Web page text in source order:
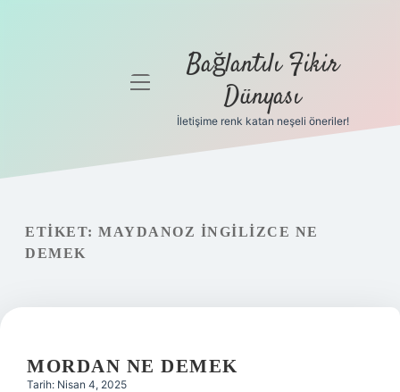
Gizlilik
Yasal Uyarı
menüyü
Bağlantılı Fikir
Dünyası
İletişime renk katan neşeli öneriler!
ETIKET: MAYDANOZ INGILIZCE NE
DEMEK
MORDAN NE DEMEK
Tarih: Nisan 4, 2025